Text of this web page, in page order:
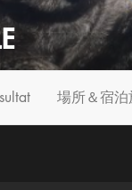
場所＆宿泊